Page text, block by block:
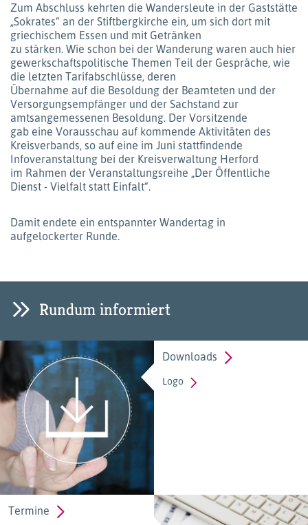
Zum Abschluss kehrten die Wandersleute in der Gaststätte
„Sokrates“ an der Stiftbergkirche ein, um sich dort mit
griechischem Essen und mit Getränken
zu stärken. Wie schon bei der Wanderung waren auch hier
gewerkschaftspolitische Themen Teil der Gespräche, wie
die letzten Tarifabschlüsse, deren
Übernahme auf die Besoldung der Beamteten und der
Versorgungsempfänger und der Sachstand zur
amtsangemessenen Besoldung. Der Vorsitzende
gab eine Vorausschau auf kommende Aktivitäten des
Kreisverbands, so auf eine im Juni stattfindende
Infoveranstaltung bei der Kreisverwaltung Herford
im Rahmen der Veranstaltungsreihe „Der Öffentliche
Dienst - Vielfalt statt Einfalt“.
Damit endete ein entspannter Wandertag in
aufgelockerter Runde.
Rundum informiert
Downloads
Logo
Termine